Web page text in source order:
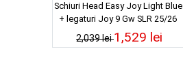
Schiuri Head Easy Joy Light Blue
+ legaturi Joy 9 Gw SLR 25/26
2,039 lei1,529 lei